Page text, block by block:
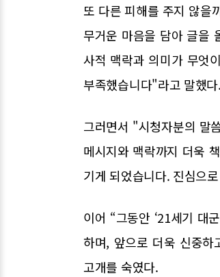
또 다른 피해를 주지 않을
무거운 마음을 담아 글을
사적 맥락과 의미가 무엇
부족했습니다"라고 말했다.
그러면서 "시청자분의 말
메시지와 맥락까지 더욱
기게 되었습니다. 진심으
이어 “그동안 ‘21세기 대
하며, 앞으로 더욱 신중하
고개를 숙였다.